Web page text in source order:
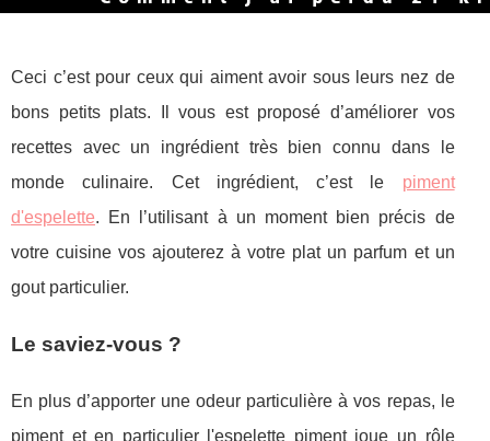
Ceci c’est pour ceux qui aiment avoir sous leurs nez de
bons petits plats. Il vous est proposé d’améliorer vos
recettes avec un ingrédient très bien connu dans le
monde culinaire. Cet ingrédient, c’est le piment
d'espelette. En l’utilisant à un moment bien précis de
votre cuisine vos ajouterez à votre plat un parfum et un
gout particulier.
Le saviez-vous ?
En plus d’apporter une odeur particulière à vos repas, le
piment et en particulier l'espelette piment joue un rôle